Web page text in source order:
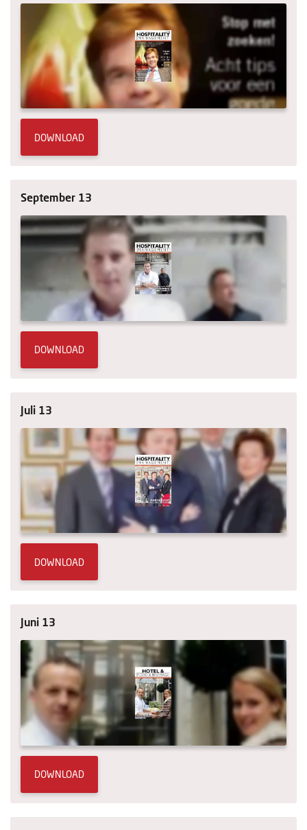
DOWNLOAD
September 13
DOWNLOAD
Juli 13
DOWNLOAD
Juni 13
DOWNLOAD